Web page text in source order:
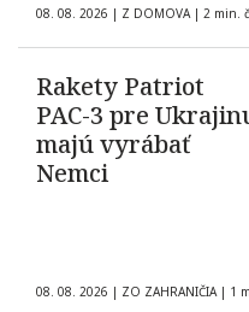
08. 08. 2026 | Z DOMOVA | 2 min.
Rakety Patriot
PAC-3 pre
majú vyrábať
Nemci
08. 08. 2026 | ZO ZAHRANIČIA | 1